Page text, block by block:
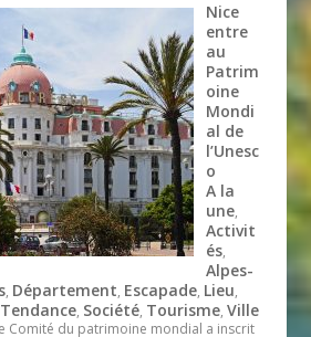
Nice
entre
au
Patrim
oine
Mondi
al de
l’Unesc
o
A la
une,
Activit
és,
Alpes-
, Département, Escapade, Lieu,
, Société, Tourisme,Ville
Comité du patrimoine mondial a inscrit